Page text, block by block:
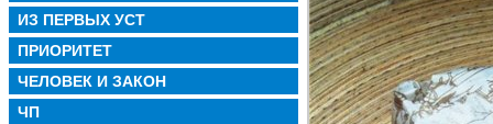
ИЗ ПЕРВЫХ УСТ
ПРИОРИТЕТ
ЧЕЛОВЕК И ЗАКОН
ЧП